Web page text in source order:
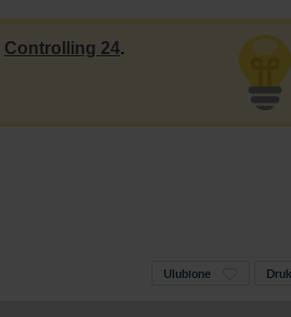
Controlling 24.
Ulubione